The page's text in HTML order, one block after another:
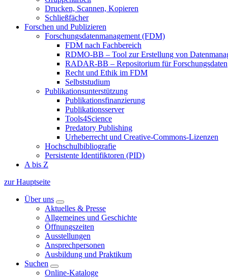
Drucken, Scannen, Kopieren
Schließfächer
Forschen und Publizieren
Forschungsdatenmanagement (FDM)
FDM nach Fachbereich
RDMO-BB – Tool zur Erstellung von
RADAR-BB – Repositorium für Forschungsdaten
Recht und Ethik im FDM
Selbststudium
Publikationsunterstützung
Publikationsfinanzierung
Publikationsserver
Tools4Science
Predatory Publishing
Urheberrecht und Creative-Commons-Lizenzen
Hochschulbibliografie
Persistente Identifiktoren (PID)
A bis Z
zur Hauptseite
Über uns
Aktuelles & Presse
Allgemeines und Geschichte
Öffnungszeiten
Ausstellungen
Ansprechpersonen
Ausbildung und Praktikum
Suchen
Online-Kataloge